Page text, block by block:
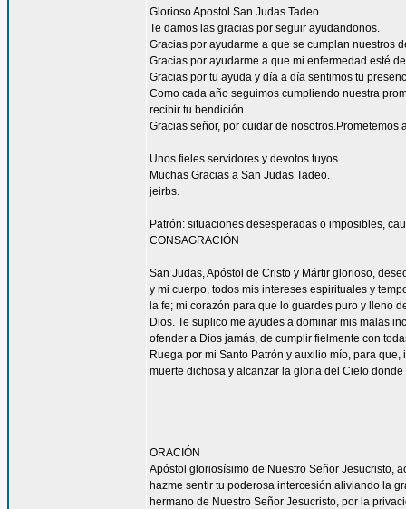
Glorioso Apostol San Judas Tadeo.
Te damos las gracias por seguir ayudandonos.
Gracias por ayudarme a que se cumplan nuestros
Gracias por ayudarme a que mi enfermedad esté
Gracias por tu ayuda y día a día sentimos tu
Como cada año seguimos cumpliendo nuestra
recibir tu bendición.
Gracias señor, por cuidar de
Unos fieles servidores y devotos tuyos.
Muchas Gracias a San Judas Tadeo.
jeirbs.
Patrón: situaciones desesperadas o imposibles,
CONSAGRACIÓN
San Judas, Apóstol de Cristo y Mártir glorioso,
y mi cuerpo, todos mis intereses espirituales y
la fe; mi corazón para que lo guardes puro y lleno
Dios. Te suplico me ayudes a dominar mis malas
ofender a Dios jamás, de cumplir fielmente con
Ruega por mi Santo Patrón y auxilio mío, para
muerte dichosa y alcanzar la gloria del Cielo
ORACIÓN
Apóstol gloriosísimo de Nuestro Señor Jesucristo,
hazme sentir tu poderosa intercesión aliviando la
hermano de Nuestro Señor Jesucristo, por la